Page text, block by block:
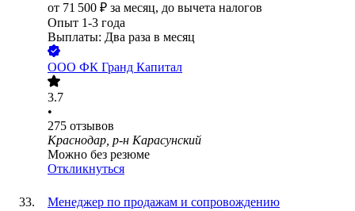
от 71 500 ₽ за месяц, до вычета налогов
Опыт 1-3 года
Выплаты: Два раза в месяц
ООО ФК Гранд Капитал
3.7
•
275 отзывов
Краснодар, р-н Карасунский
Можно без резюме
Откликнуться
Менеджер по продажам и сопровождению